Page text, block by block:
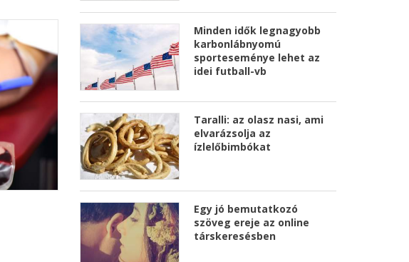
Minden idők legnagyobb
karbonlábnyomú
sporteseménye lehet az
idei futball-vb
Taralli: az olasz nasi, ami
elvarázsolja az
ízlelőbimbókat
Egy jó bemutatkozó
szöveg ereje az online
társkeresésben